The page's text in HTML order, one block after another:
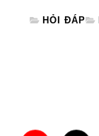
HỎI ĐÁP